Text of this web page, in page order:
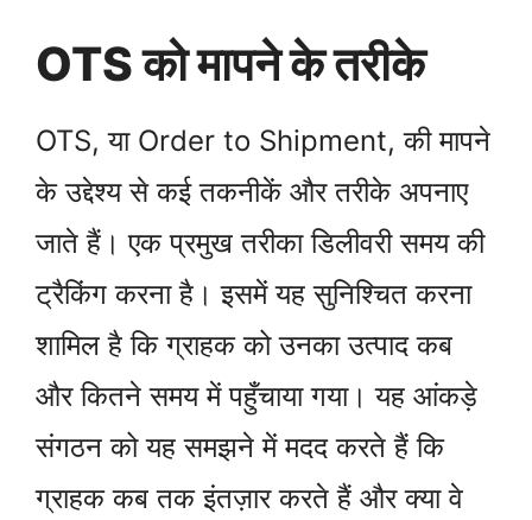
OTS को मापने के तरीके
OTS, या Order to Shipment, की मापने
के उद्देश्य से कई तकनीकें और तरीके अपनाए
जाते हैं। एक प्रमुख तरीका डिलीवरी समय की
ट्रैकिंग करना है। इसमें यह सुनिश्चित करना
शामिल है कि ग्राहक को उनका उत्पाद कब
और कितने समय में पहुँचाया गया। यह आंकड़े
संगठन को यह समझने में मदद करते हैं कि
ग्राहक कब तक इंतज़ार करते हैं और क्या वे